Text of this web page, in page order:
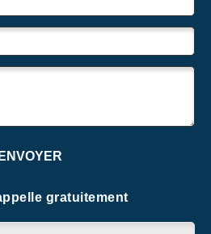
gratuitement